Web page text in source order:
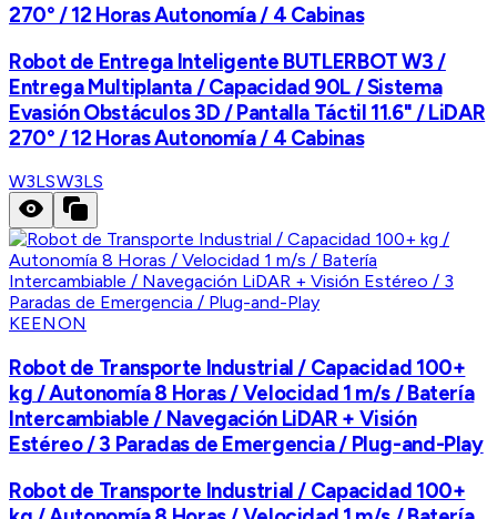
270° / 12 Horas Autonomía / 4 Cabinas
Robot de Entrega Inteligente BUTLERBOT W3 /
Entrega Multiplanta / Capacidad 90L / Sistema
Evasión Obstáculos 3D / Pantalla Táctil 11.6" / LiDAR
270° / 12 Horas Autonomía / 4 Cabinas
W3LSW3LS
KEENON
Robot de Transporte Industrial / Capacidad 100+
kg / Autonomía 8 Horas / Velocidad 1 m/s / Batería
Intercambiable / Navegación LiDAR + Visión
Estéreo / 3 Paradas de Emergencia / Plug-and-Play
Robot de Transporte Industrial / Capacidad 100+